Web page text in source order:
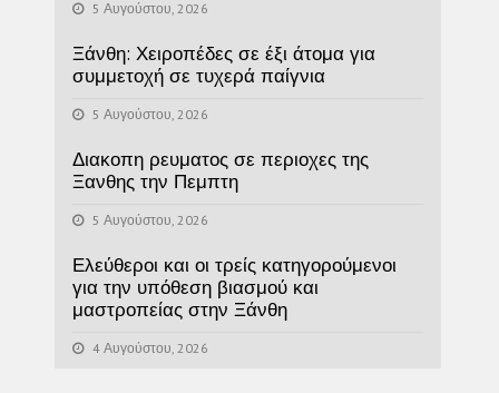
5 Αυγούστου, 2026
Ξάνθη: Χειροπέδες σε έξι άτομα για
συμμετοχή σε τυχερά παίγνια
5 Αυγούστου, 2026
Διακοπη ρευματος σε περιοχες της
Ξανθης την Πεμπτη
5 Αυγούστου, 2026
Ελεύθεροι και οι τρείς κατηγορούμενοι
για την υπόθεση βιασμού και
μαστροπείας στην Ξάνθη
4 Αυγούστου, 2026